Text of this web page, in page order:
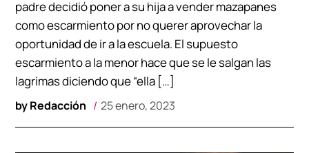
byRedacción 25 enero, 2023
padre decidió poner a su hija a vender mazapanes
como escarmiento por no querer aprovechar la
oportunidad de ir a la escuela. El supuesto
escarmiento a la menor hace que se le salgan las
lagrimas diciendo que “ella […]